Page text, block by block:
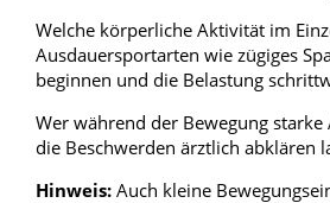
Welche körperliche Aktivität im
Ausdauersportarten wie zügiges
beginnen und die Belastung
Wer während der Bewegung
die Beschwerden ärztlich abklären
Hinweis: Auch kleine